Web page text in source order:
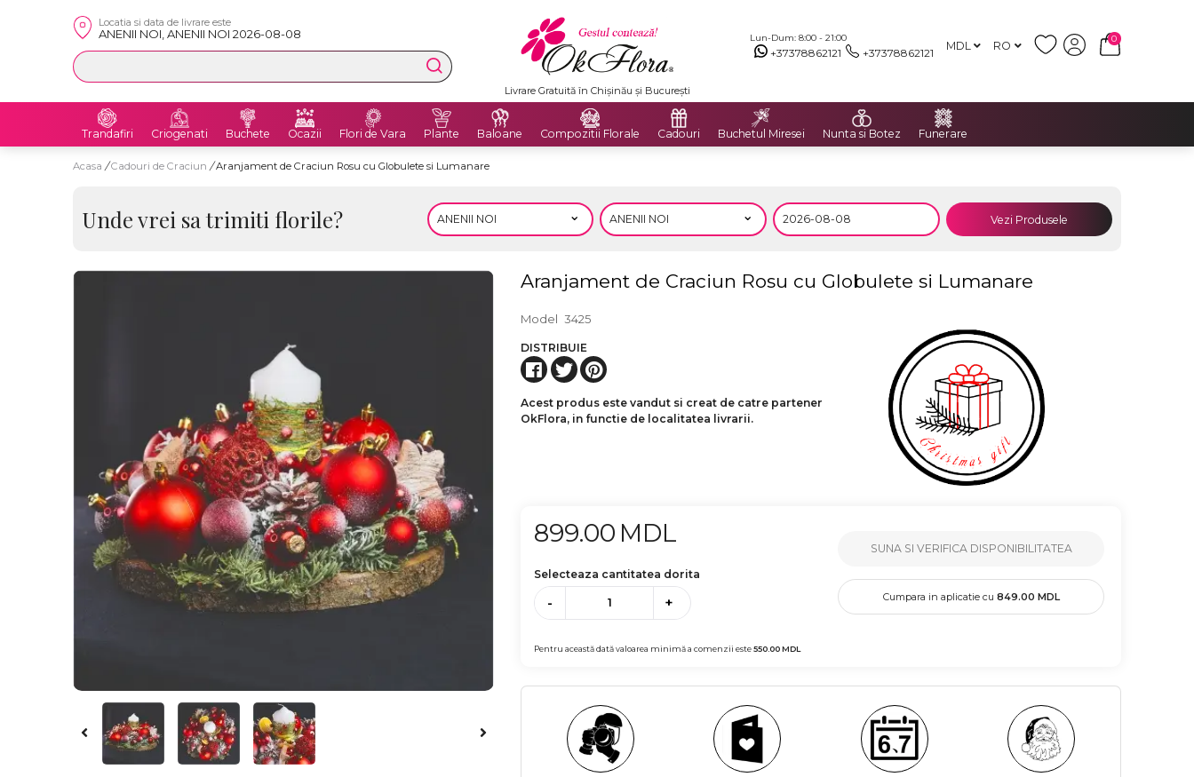
Locatia si data de livrare este
ANENII NOI, ANENII NOI 2026-08-08 Lun-Dum: 8:00 - 21:00
+37378862121 +37378862121 MDL RO
0
Livrare Gratuită în Chișinău și București
Trandafiri Criogenati Buchete Ocazii Flori de Vara Plante Baloane Compozitii Florale Cadouri Buchetul Miresei Nunta si Botez Funerare
Acasa / Cadouri de Craciun / Aranjament de Craciun Rosu cu Globulete si Lumanare
Unde vrei sa trimiti florile? Vezi Produsele
Aranjament de Craciun Rosu cu Globulete si Lumanare
Model 3425
DISTRIBUIE
Acest produs este vandut si creat de catre partener
OkFlora, in functie de localitatea livrarii.
899.00 MDL
Selecteaza cantitatea dorita
- +
Pentru această dată valoarea minimă a comenzii este550.00MDL
SUNA SI VERIFICA DISPONIBILITATEA
Cumpara in aplicatie cu 849.00 MDL